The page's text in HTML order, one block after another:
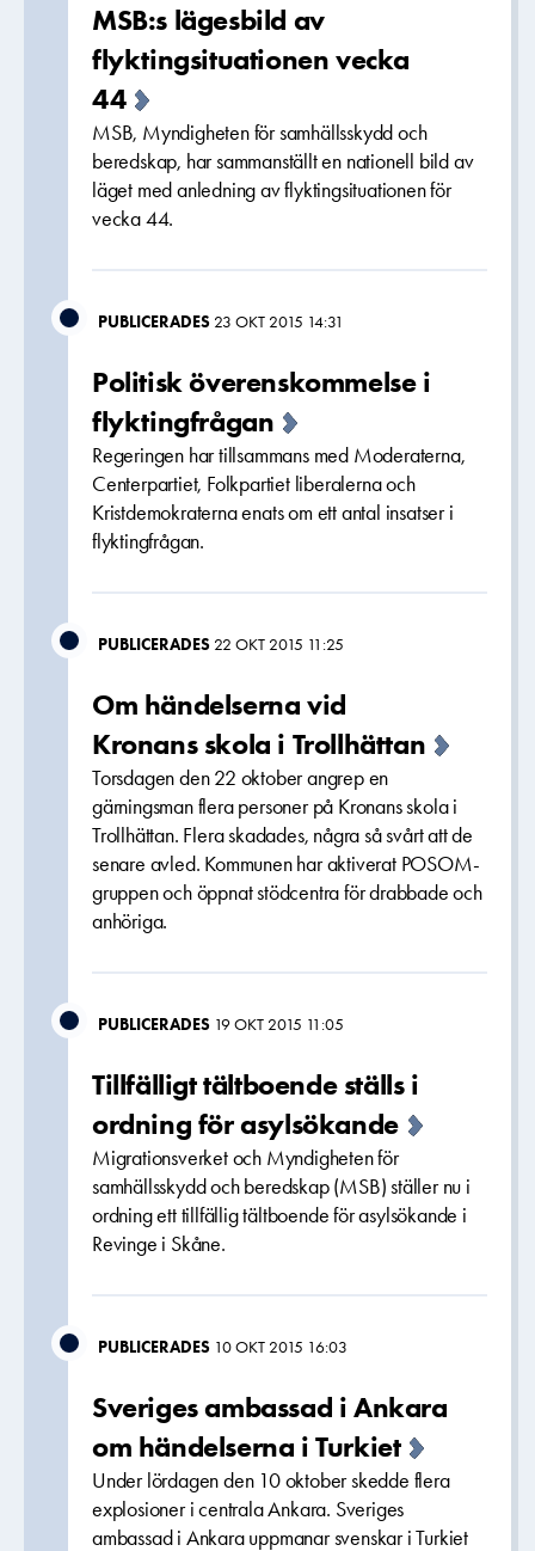
MSB:s lägesbild av
flyktingsituationen vecka
44
MSB, Myndigheten för samhällsskydd och
beredskap, har sammanställt en nationell bild av
läget med anledning av flyktingsituationen för
vecka 44.
PUBLICERADES 23 OKT 2015 14:31
Politisk överenskommelse i
flyktingfrågan
Regeringen har tillsammans med Moderaterna,
Centerpartiet, Folkpartiet liberalerna och
Kristdemokraterna enats om ett antal insatser i
flyktingfrågan.
PUBLICERADES 22 OKT 2015 11:25
Om händelserna vid
Kronans skola i Trollhättan
Torsdagen den 22 oktober angrep en
gärningsman flera personer på Kronans skola i
Trollhättan. Flera skadades, några så svårt att de
senare avled. Kommunen har aktiverat POSOM-
gruppen och öppnat stödcentra för drabbade och
anhöriga.
PUBLICERADES 19 OKT 2015 11:05
Tillfälligt tältboende ställs i
ordning för asylsökande
Migrationsverket och Myndigheten för
samhällsskydd och beredskap (MSB) ställer nu i
ordning ett tillfällig tältboende för asylsökande i
Revinge i Skåne.
PUBLICERADES 10 OKT 2015 16:03
Sveriges ambassad i Ankara
om händelserna i Turkiet
Under lördagen den 10 oktober skedde flera
explosioner i centrala Ankara. Sveriges
ambassad i Ankara uppmanar svenskar i Turkiet